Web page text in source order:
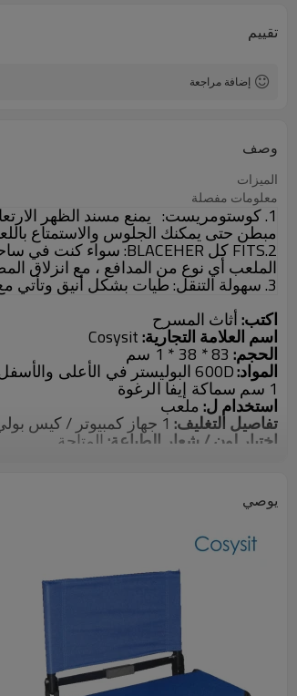
تقييم
إضافة مراجعة
وصف
الميزات
معلومات مفصلة
1. كوستومريست: يمنع مسند الظهر
مبطن حتى يمكنك الجلوس والاستمتاع
2.FITS كل BLACEHER: سواء كنت في
الملعب أي نوع من المدافع ، مع انزلاق
3. سهولة التنقل:
طيات بشكل أنيق وتأتي
اكتب:أثاث المسرح
اسم العلامة التجارية:
الحجم: * 38 * 1 سم
المواد:600D البوليستر في الأعلى والأسفل
1 سم سماكة إيفا الرغوة
استخدام ل: ملعب
تفاصيل التغليف:
اختيار لون / شعار الطباعة: المتاحة
يوصي